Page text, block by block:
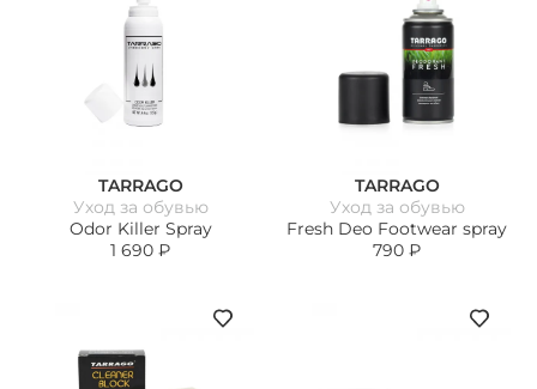
TARRAGO
Уход за обувью
Odor Killer Spray
1 690 ₽
TARRAGO
Уход за обувью
Fresh Deo Footwear spray
790 ₽